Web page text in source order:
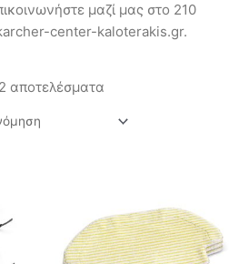
μαζί μας στο 210
center-kaloterakis.gr.
αποτελέσματα